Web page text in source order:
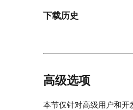
下载历史
高级选项
本节仅针对高级用户和开